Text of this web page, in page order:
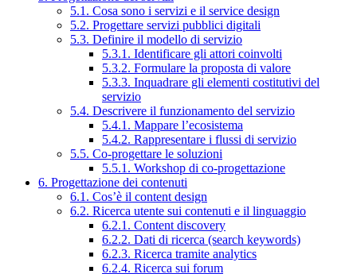
5.1. Cosa sono i servizi e il service design
5.2. Progettare servizi pubblici digitali
5.3. Definire il modello di servizio
5.3.1. Identificare gli attori coinvolti
5.3.2. Formulare la proposta di valore
5.3.3. Inquadrare gli elementi costitutivi del
servizio
5.4. Descrivere il funzionamento del servizio
5.4.1. Mappare l’ecosistema
5.4.2. Rappresentare i flussi di servizio
5.5. Co-progettare le soluzioni
5.5.1. Workshop di co-progettazione
6. Progettazione dei contenuti
6.1. Cos’è il content design
6.2. Ricerca utente sui contenuti e il linguaggio
6.2.1. Content discovery
6.2.2. Dati di ricerca (search keywords)
6.2.3. Ricerca tramite analytics
6.2.4. Ricerca sui forum